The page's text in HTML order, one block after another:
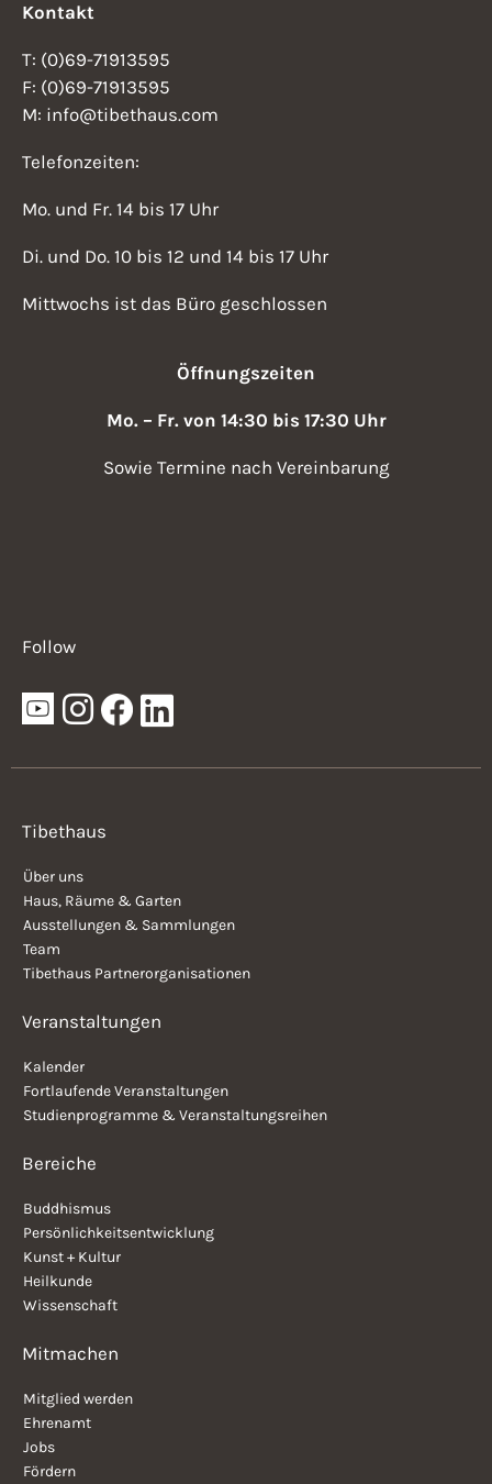
Kontakt
T: (0)69-71913595
F: (0)69-71913595
M: info@tibethaus.com
Telefonzeiten:
Mo. und Fr. 14 bis 17 Uhr
Di. und Do. 10 bis 12 und 14 bis 17 Uhr
Mittwochs ist das Büro geschlossen
Öffnungszeiten
Mo. – Fr. von 14:30 bis 17:30 Uhr
Sowie Termine nach Vereinbarung
Follow
Tibethaus
Über uns
Haus, Räume & Garten
Ausstellungen & Sammlungen
Team
Tibethaus Partnerorganisationen
Veranstaltungen
Kalender
Fortlaufende Veranstaltungen
Studienprogramme & Veranstaltungsreihen
Bereiche
Buddhismus
Persönlichkeitsentwicklung
Kunst + Kultur
Heilkunde
Wissenschaft
Mitmachen
Mitglied werden
Ehrenamt
Jobs
Fördern